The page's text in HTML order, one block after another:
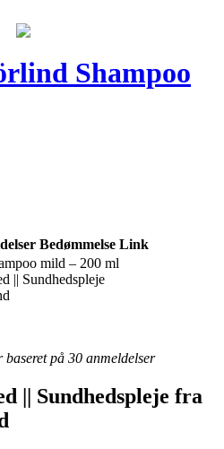
Shampoo
Bedømmelse Link
mild – 200 ml
|| Sundhedspleje
baseret på 30 anmeldelser
|| Sundhedspleje fra